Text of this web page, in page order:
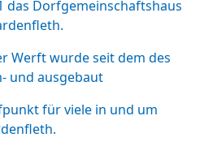
das Dorfgemeinschaftshaus
Werft wurde seit dem des
und ausgebaut
für viele in und um